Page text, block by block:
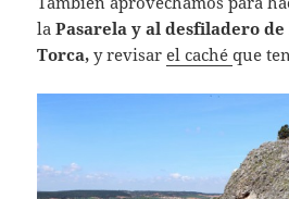
laPasarela y al desfiladero de
Torca,y revisarel cachéque